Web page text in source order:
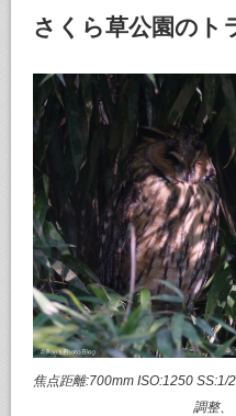
さくら草公園のト
焦点距離:700mm ISO:1250
調整、